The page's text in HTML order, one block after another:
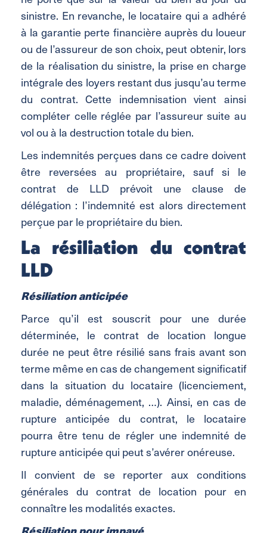
sinistre. En revanche, le locataire qui a adhéré
à la garantie perte financière auprès du loueur
ou de l’assureur de son choix, peut obtenir, lors
de la réalisation du sinistre, la prise en charge
intégrale des loyers restant dus jusqu’au terme
du contrat. Cette indemnisation vient ainsi
compléter celle réglée par l’assureur suite au
vol ou à la destruction totale du bien.
Les indemnités perçues dans ce cadre doivent
être reversées au propriétaire, sauf si le
contrat de LLD prévoit une clause de
délégation : l’indemnité est alors directement
perçue par le propriétaire du bien.
La résiliation du contrat
LLD
Résiliation anticipée
Parce qu’il est souscrit pour une durée
déterminée, le contrat de location longue
durée ne peut être résilié sans frais avant son
terme même en cas de changement significatif
dans la situation du locataire (licenciement,
maladie, déménagement, …). Ainsi, en cas de
rupture anticipée du contrat, le locataire
pourra être tenu de régler une indemnité de
rupture anticipée qui peut s’avérer onéreuse.
Il convient de se reporter aux conditions
générales du contrat de location pour en
connaître les modalités exactes.